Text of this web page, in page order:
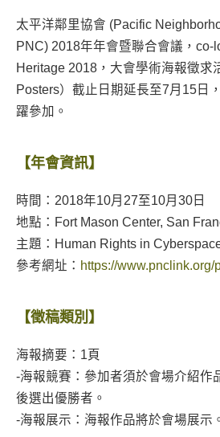
太平洋鄰里協會 (Pacific
PNC) 2018年年會暨聯合會議，co-
Heritage 2018，大會學術海報徵求
Posters）截止日期延長至7月15日
躍參加。
【年會資訊】
時間：2018年10月27至10月30日
地點：Fort Mason Center, San
主題：Human Rights in
參考網址： https://www.pnclink.org/
【徵稿類別】
海報摘要：1頁
-海報競賽：參加者須於會場介紹作
後選出優勝者。
-海報展示：海報作品將於會場展示。